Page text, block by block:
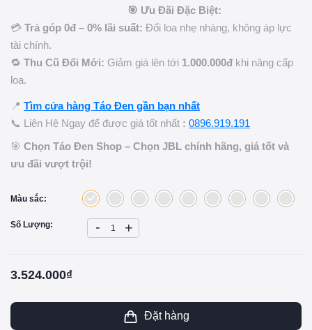
🎯 Ưu Đãi Đặc Biệt:
💳 Trả góp 0đ – 0% lãi suất: Đổi loa nhẹ nhàng, không áp lực
tài chính.
🔁 Thu Cũ Đổi Mới: Giảm giá lên tới 1.000.000đ khi nâng cấp
loa.
📍 Tìm cửa hàng Táo Đen gần bạn nhất
📞 Liên Hệ Ngay để được giá tốt nhất : 0896.919.191
🎯 Chọn Táo Đen Shop – Chọn JBL chính hãng, giá tốt và
ưu đãi vượt trội!
Màu sắc:
Số Lượng: - +
3.524.000₫
Đặt hàng